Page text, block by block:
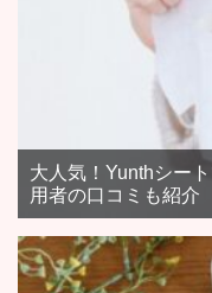
大人気！Yunthシー
用者の口コミも紹介